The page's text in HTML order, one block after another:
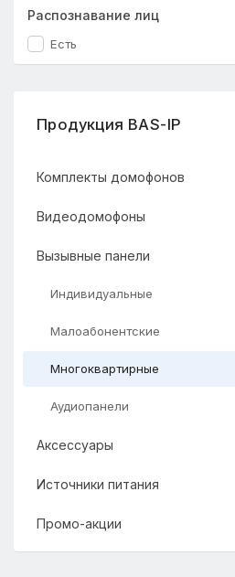
Распознавание лиц
Есть
Продукция BAS-IP
Комплекты домофонов
Видеодомофоны
Вызывные панели
Индивидуальные
Малоабонентские
Многоквартирные
Аудиопанели
Аксессуары
Источники питания
Промо-акции